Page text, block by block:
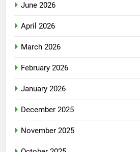
June 2026
April 2026
March 2026
February 2026
January 2026
December 2025
November 2025